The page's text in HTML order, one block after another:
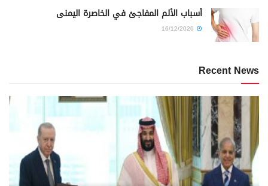
أسباب الألم المفاجئ في الخاصرة اليمنى
Recent News